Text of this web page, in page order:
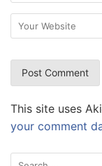
This site uses
your comment
Search